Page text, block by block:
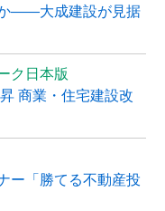
――大成建設が見据
ク日本版
商業・住宅建設改
ー「勝てる不動産投